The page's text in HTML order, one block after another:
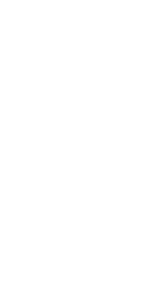
BJP mistreating farmers in Delhi.
Minister…